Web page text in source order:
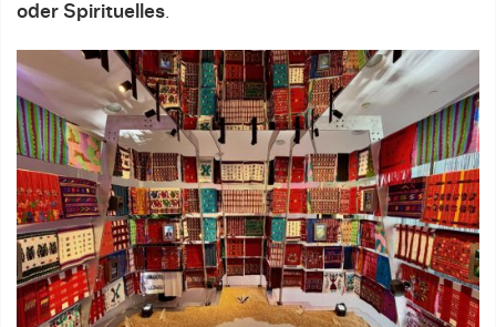
oder Spirituelles.